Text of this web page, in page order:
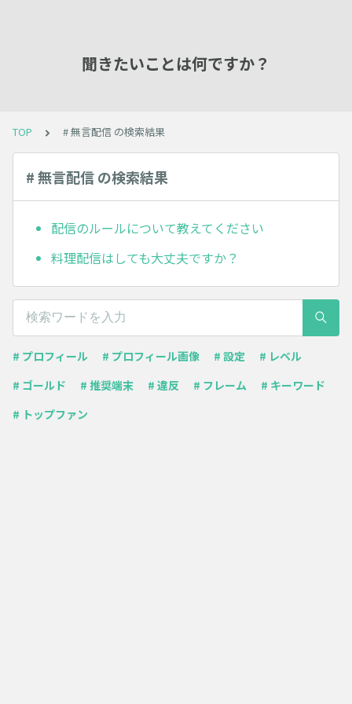
聞きたいことは何ですか？
TOP # 無言配信 の検索結果
# 無言配信 の検索結果
配信のルールについて教えてください
料理配信はしても大丈夫ですか？
# プロフィール # プロフィール画像 # 設定
# レベル
# ゴールド
# 推奨端末 # 違反 # フレーム
# キーワード
# トップファン